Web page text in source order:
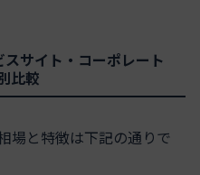
サイト・コーポレート
比較
場と特徴は下記の通りで